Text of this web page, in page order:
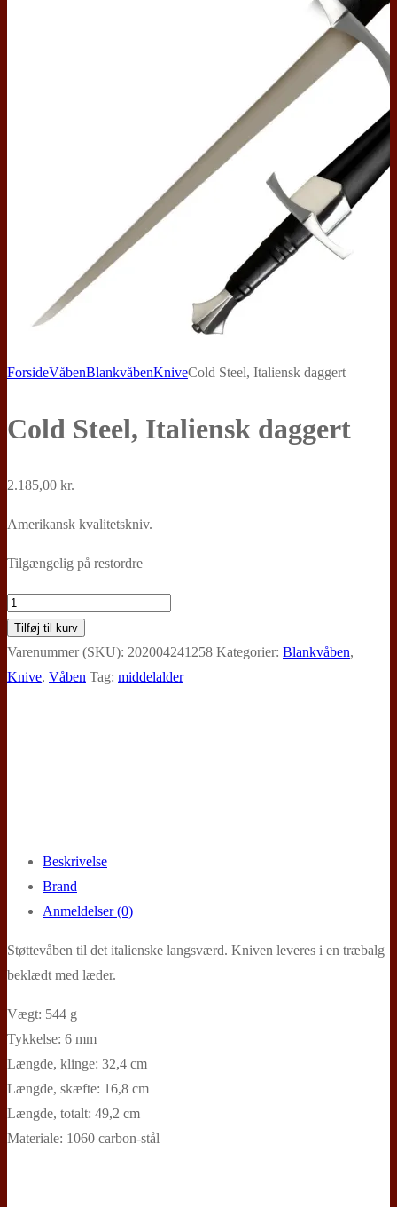
ForsideVåbenBlankvåbenKniveCold Steel, Italiensk daggert
Cold Steel, Italiensk daggert
2.185,00 kr.
Amerikansk kvalitetskniv.
Tilgængelig på restordre
Cold
Steel,
Italiensk
daggert
Tilføj til kurv
Varenummer (SKU): 202004241258 Kategorier: Blankvåben,
Knive, Våben Tag: middelalder
Beskrivelse
Brand
Anmeldelser (0)
Støttevåben til det italienske langsværd. Kniven leveres i en træbalg
beklædt med læder.
Vægt: 544 g
Tykkelse: 6 mm
Længde, klinge: 32,4 cm
Længde, skæfte: 16,8 cm
Længde, totalt: 49,2 cm
Materiale: 1060 carbon-stål